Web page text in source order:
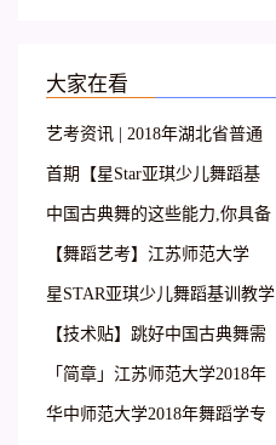
大家在看
艺考资讯 | 2018年湖北省普通
高校艺术专业招生统一考试大
首期【星Star亚琪少儿舞蹈基
训】师资班包头站开始报名啦!
中国古典舞的这些能力,你具备
了吗?
【舞蹈艺考】江苏师范大学
2018年舞蹈高考专业招生简章
星STAR亚琪少儿舞蹈基训教学
法第十一期—运城站
【技术贴】跳好中国古典舞需
要哪些能力?
「简章」江苏师范大学2018年
艺术类招生简章
华中师范大学2018年舞蹈学专